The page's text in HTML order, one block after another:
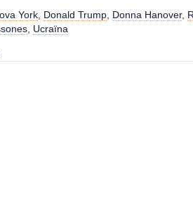
York Donald Trump Donna Hanover,
Ucraïna